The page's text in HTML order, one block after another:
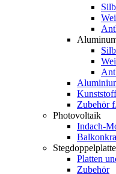
Zubehör
Photovoltaik
Indach-
Platten
Zubehör